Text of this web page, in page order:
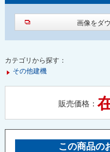
画像をダ
カテゴリから探す：
その他建機
販売価格：
この商品の